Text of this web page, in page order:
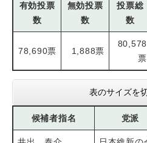
有効投票
数
無効投票
数
投票総
数
78,690票 1,888票
80,578
票
表のサイズを
候補者指名 党派